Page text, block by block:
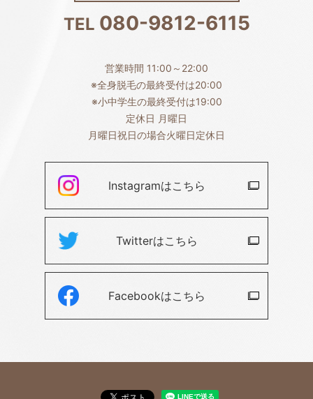
TEL 080-9812-6115
営業時間 11:00～22:00
※全身脱毛の最終受付は20:00
※小中学生の最終受付は19:00
定休日 月曜日
月曜日祝日の場合火曜日定休日
Instagramはこちら
Twitterはこちら
Facebookはこちら